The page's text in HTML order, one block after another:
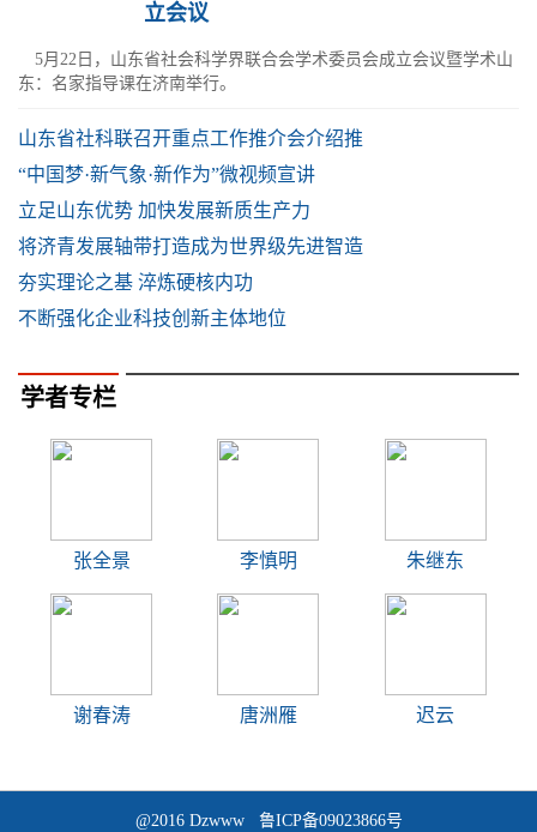
立会议
5月22日，山东省社会科学界联合会学术委员会成立会议暨学术山
东：名家指导课在济南举行。
山东省社科联召开重点工作推介会介绍推
“中国梦·新气象·新作为”微视频宣讲
立足山东优势 加快发展新质生产力
将济青发展轴带打造成为世界级先进智造
夯实理论之基 淬炼硬核内功
不断强化企业科技创新主体地位
学者专栏
张全景 李慎明 朱继东
谢春涛 唐洲雁 迟云
@2016 Dzwww 鲁ICP备09023866号